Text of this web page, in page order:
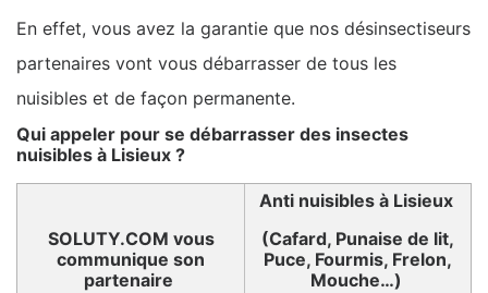
En effet, vous avez la garantie que nos désinsectiseurs
partenaires vont vous débarrasser de tous les
nuisibles et de façon permanente.
Qui appeler pour se débarrasser des insectes
nuisibles à Lisieux ?
SOLUTY.COM vous
communique son
partenaire
Anti nuisibles à Lisieux
(Cafard, Punaise de lit,
Puce, Fourmis, Frelon,
Mouche…)